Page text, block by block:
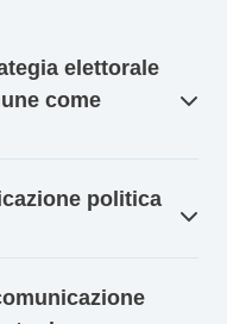
elettorale
come
politica